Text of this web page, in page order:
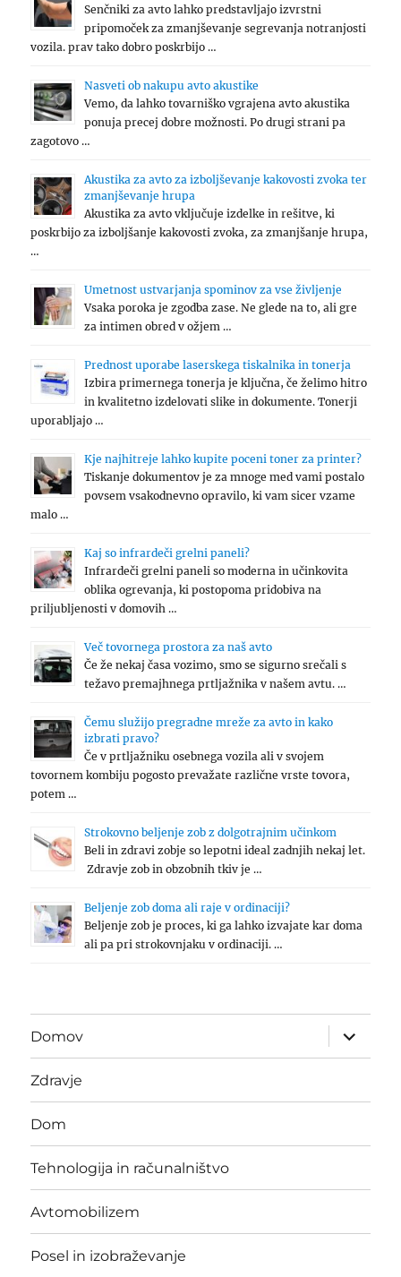
Senčniki za avto lahko predstavljajo izvrstni
pripomoček za zmanjševanje segrevanja notranjosti
vozila. prav tako dobro poskrbijo …
Nasveti ob nakupu avto akustike
Vemo, da lahko tovarniško vgrajena avto akustika
ponuja precej dobre možnosti. Po drugi strani pa
zagotovo …
Akustika za avto za izboljševanje kakovosti zvoka ter
zmanjševanje hrupa
Akustika za avto vključuje izdelke in rešitve, ki
poskrbijo za izboljšanje kakovosti zvoka, za zmanjšanje hrupa,
…
Umetnost ustvarjanja spominov za vse življenje
Vsaka poroka je zgodba zase. Ne glede na to, ali gre
za intimen obred v ožjem …
Prednost uporabe laserskega tiskalnika in tonerja
Izbira primernega tonerja je ključna, če želimo hitro
in kvalitetno izdelovati slike in dokumente. Tonerji
uporabljajo …
Kje najhitreje lahko kupite poceni toner za printer?
Tiskanje dokumentov je za mnoge med vami postalo
povsem vsakodnevno opravilo, ki vam sicer vzame
malo …
Kaj so infrardeči grelni paneli?
Infrardeči grelni paneli so moderna in učinkovita
oblika ogrevanja, ki postopoma pridobiva na
priljubljenosti v domovih …
Več tovornega prostora za naš avto
Če že nekaj časa vozimo, smo se sigurno srečali s
težavo premajhnega prtljažnika v našem avtu. …
Čemu služijo pregradne mreže za avto in kako
izbrati pravo?
Če v prtljažniku osebnega vozila ali v svojem
tovornem kombiju pogosto prevažate različne vrste tovora,
potem …
Strokovno beljenje zob z dolgotrajnim učinkom
Beli in zdravi zobje so lepotni ideal zadnjih nekaj let.
Zdravje zob in obzobnih tkiv je …
Beljenje zob doma ali raje v ordinaciji?
Beljenje zob je proces, ki ga lahko izvajate kar doma
ali pa pri strokovnjaku v ordinaciji. …
Domov
expand
child
menu
Zdravje
Dom
Tehnologija in računalništvo
Avtomobilizem
Posel in izobraževanje